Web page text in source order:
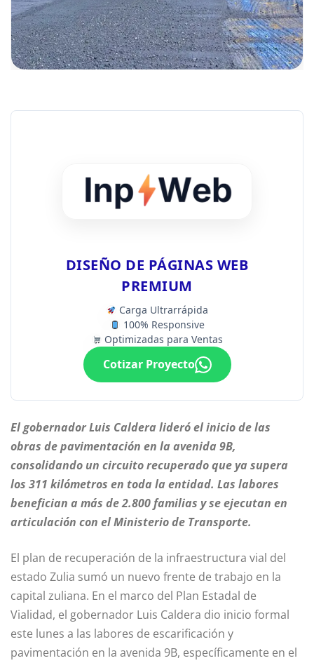
DISEÑO DE PÁGINAS WEB
PREMIUM
Carga Ultrarrápida
100% Responsive
Optimizadas para Ventas
Cotizar Proyecto
El gobernador Luis Caldera lideró el inicio de las
obras de pavimentación en la avenida 9B,
consolidando un circuito recuperado que ya supera
los 311 kilómetros en toda la entidad. Las labores
benefician a más de 2.800 familias y se ejecutan en
articulación con el Ministerio de Transporte.
El plan de recuperación de la infraestructura vial del
estado Zulia sumó un nuevo frente de trabajo en la
capital zuliana. En el marco del Plan Estadal de
Vialidad, el gobernador Luis Caldera dio inicio formal
este lunes a las labores de escarificación y
pavimentación en la avenida 9B, específicamente en el